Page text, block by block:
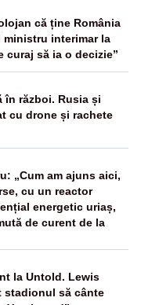
că ține România
ministru interimar la
curaj să ia o decizie”
în război. Rusia și
cu drone și rachete
„Cum am ajuns aici,
cu un reactor
energetic uriaș,
de curent de la
la Untold. Lewis
stadionul să cânte